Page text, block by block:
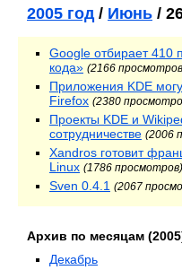
2005 год/ Июнь /
Google отбирает 410
кода» (2166
Приложения KDE
Firefox (2380
Проекты KDE и
сотрудничестве (2006
Xandros готовит
Linux (1786 просмотров)
Sven 0.4.1 (2067
Архив по месяцам
Декабрь